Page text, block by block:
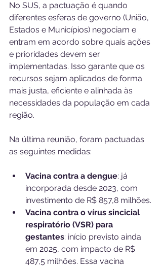
No SUS, a pactuação é quando
diferentes esferas de governo (União,
Estados e Municípios) negociam e
entram em acordo sobre quais ações
e prioridades devem ser
implementadas. Isso garante que os
recursos sejam aplicados de forma
mais justa, eficiente e alinhada às
necessidades da população em cada
região.
Na última reunião, foram pactuadas
as seguintes medidas:
Vacina contra a dengue: já
incorporada desde 2023, com
investimento de R$ 857,8 milhões.
Vacina contra o vírus sincicial
respiratório (VSR) para
gestantes: início previsto ainda
em 2025, com impacto de R$
487,5 milhões. Essa vacina